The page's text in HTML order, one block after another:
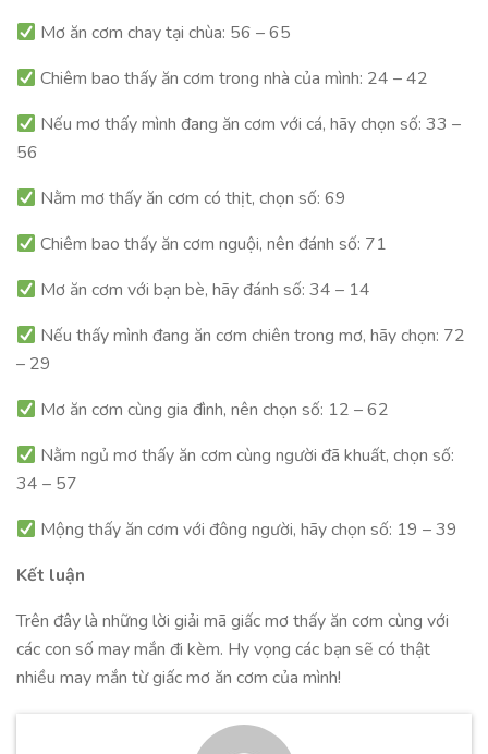
Mơ ăn cơm chay tại chùa: 56 – 65
Chiêm bao thấy ăn cơm trong nhà của mình: 24 – 42
Nếu mơ thấy mình đang ăn cơm với cá, hãy chọn số: 33 –
56
Nằm mơ thấy ăn cơm có thịt, chọn số: 69
Chiêm bao thấy ăn cơm nguội, nên đánh số: 71
Mơ ăn cơm với bạn bè, hãy đánh số: 34 – 14
Nếu thấy mình đang ăn cơm chiên trong mơ, hãy chọn: 72
– 29
Mơ ăn cơm cùng gia đình, nên chọn số: 12 – 62
Nằm ngủ mơ thấy ăn cơm cùng người đã khuất, chọn số:
34 – 57
Mộng thấy ăn cơm với đông người, hãy chọn số: 19 – 39
Kết luận
Trên đây là những lời giải mã giấc mơ thấy ăn cơm cùng với
các con số may mắn đi kèm. Hy vọng các bạn sẽ có thật
nhiều may mắn từ giấc mơ ăn cơm của mình!